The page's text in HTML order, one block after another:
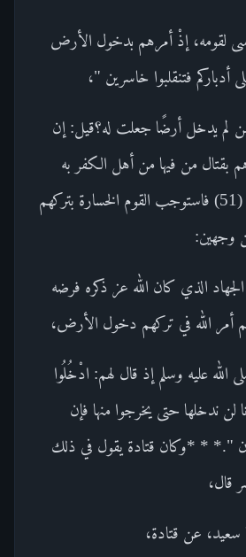
لقومه، إذْ أمرهم بدخول الأرض
أدباركم فتنقلبوا خاسرين "،
لم يدخل أرضًا جعلت له؟قيل: إن
بقتال من فيها من أهل الكفر به
وفرض عليهم دخولها، (51) فاستوجب القوم الخسارة بتركهم
وجهين:
الذي كان الله عز ذكره فرضه
أمر الله في تركهم دخول الأرض،
الله عليه وسلم إذ قال لهم: ادْخُلُوا
ندخلها حتى يخرجوا منها فإن
".* * *وكان قتادة يقول في ذلك
سعيد، عن قتادة،